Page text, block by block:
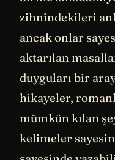
zihnindekileri
ancak onlar
aktarılan
duyguları bir
hikayeler,
mümkün kılan
kelimeler